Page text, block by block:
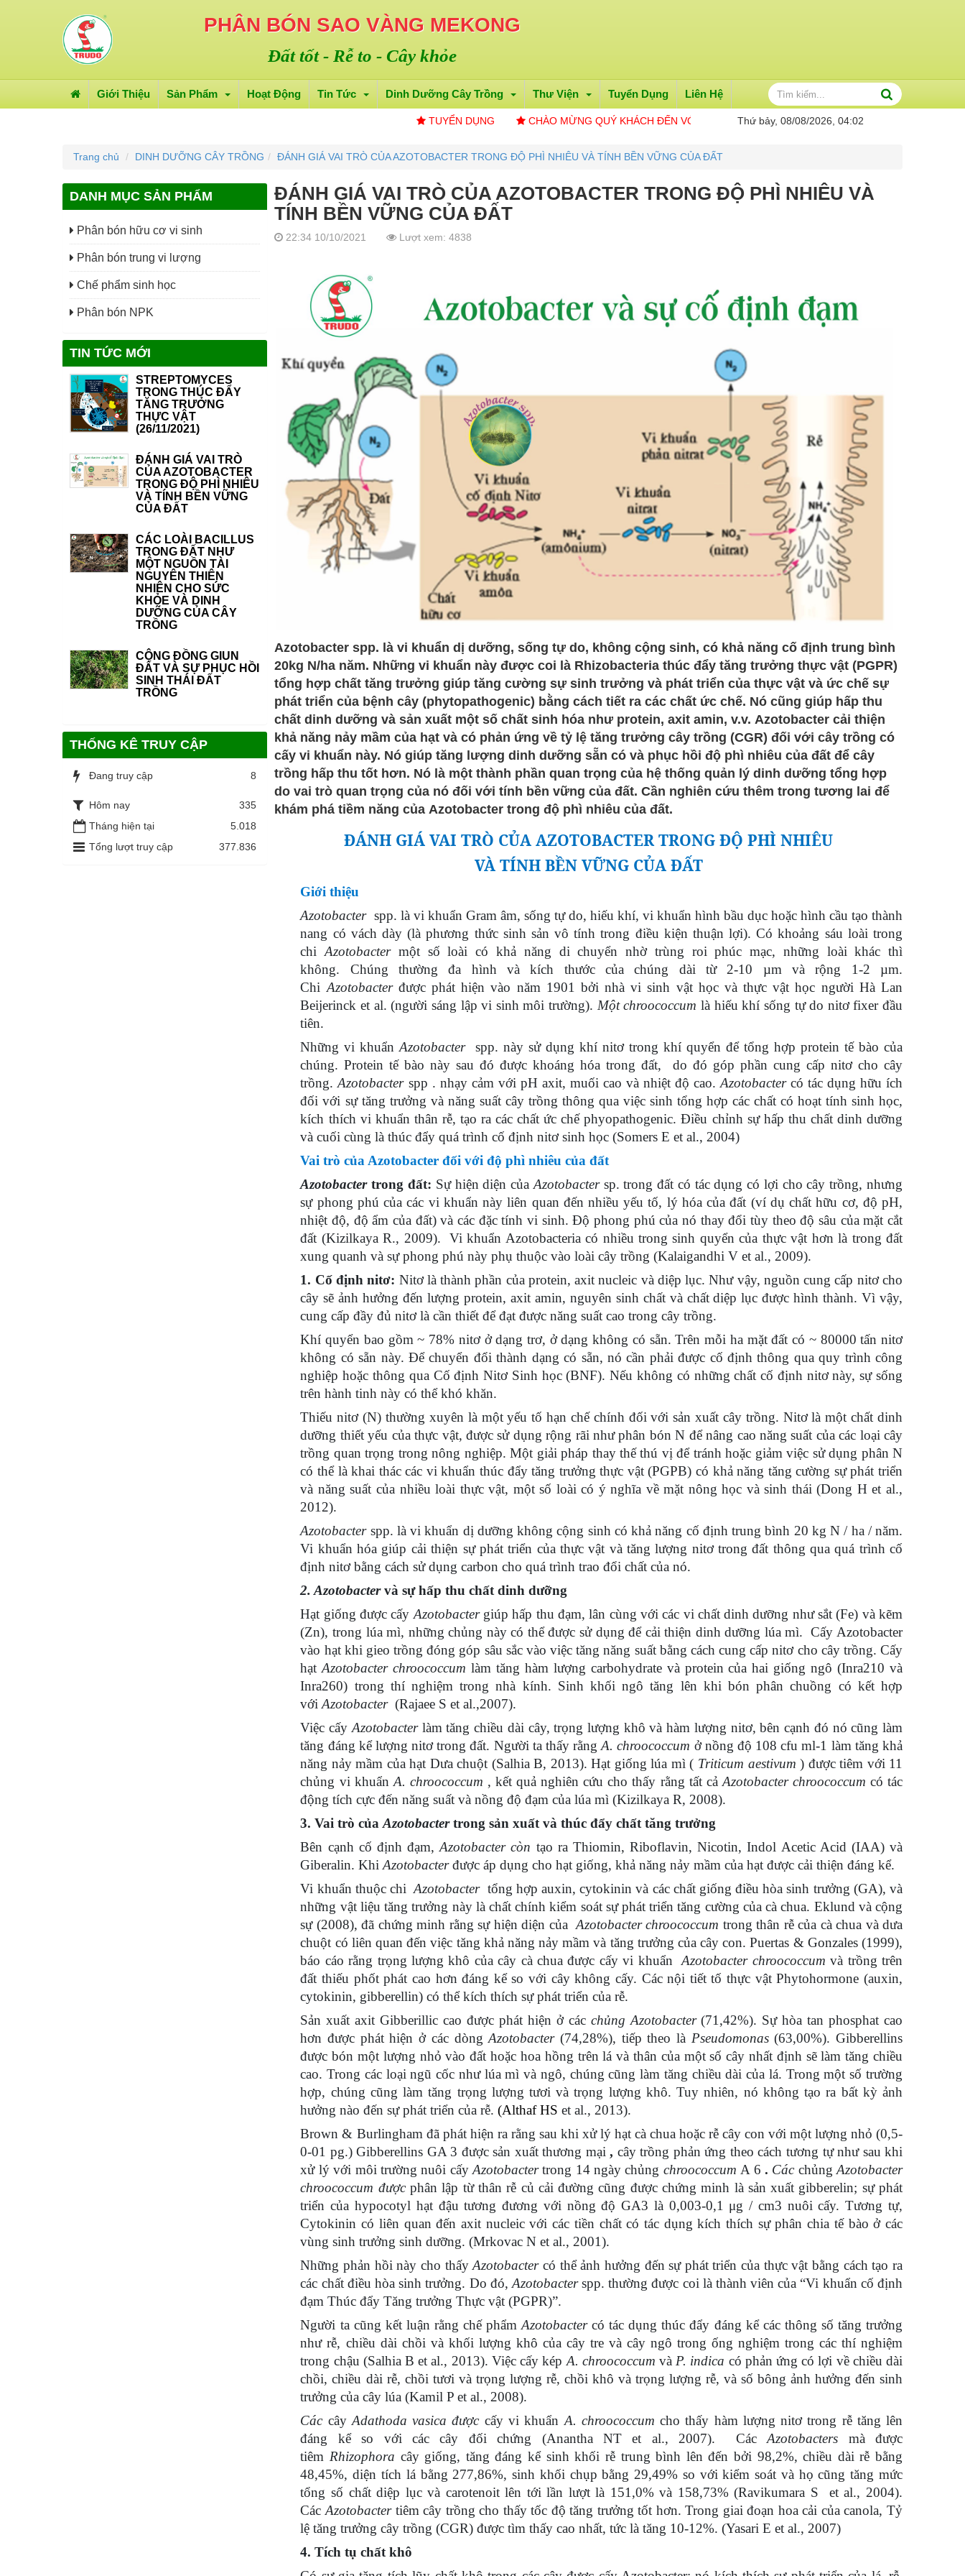
PHÂN BÓN SAO VÀNG MEKONG
Đất tốt - Rễ to - Cây khỏe
Giới Thiệu Sản Phẩm Hoạt Động Tin Tức Dinh Dưỡng Cây Trồng Thư Viện Tuyển Dụng Liên Hệ
TUYỂN DỤNG CHÀO MỪNG QUÝ KHÁCH ĐẾN VỚI SAO VÀNG ME KONG THÔNG TIN CẦN BIẾT
Thứ bảy, 08/08/2026, 04:02
Trang chủ DINH DƯỠNG CÂY TRỒNG ĐÁNH GIÁ VAI TRÒ CỦA AZOTOBACTER TRONG ĐỘ PHÌ NHIÊU VÀ TÍNH BỀN VỮNG CỦA ĐẤT
ĐÁNH GIÁ VAI TRÒ CỦA AZOTOBACTER TRONG ĐỘ PHÌ NHIÊU VÀ
TÍNH BỀN VỮNG CỦA ĐẤT
22:34 10/10/2021 Lượt xem: 4838
Azotobacter spp. là vi khuẩn dị dưỡng, sống tự do, không cộng sinh, có khả năng cố định trung bình
20kg N/ha năm. Những vi khuẩn này được coi là Rhizobacteria thúc đẩy tăng trưởng thực vật (PGPR)
tổng hợp chất tăng trưởng giúp tăng cường sự sinh trưởng và phát triển của thực vật và ức chế sự
phát triển của bệnh cây (phytopathogenic) bằng cách tiết ra các chất ức chế. Nó cũng giúp hấp thu
chất dinh dưỡng và sản xuất một số chất sinh hóa như protein, axit amin, v.v. Azotobacter cải thiện
khả năng nảy mầm của hạt và có phản ứng về tỷ lệ tăng trưởng cây trồng (CGR) đối với cây trồng có
cấy vi khuẩn này. Nó giúp tăng lượng dinh dưỡng sẵn có và phục hồi độ phì nhiêu của đất để cây
trồng hấp thu tốt hơn. Nó là một thành phần quan trọng của hệ thống quản lý dinh dưỡng tổng hợp
do vai trò quan trọng của nó đối với tính bền vững của đất. Cần nghiên cứu thêm trong tương lai để
khám phá tiềm năng của Azotobacter trong độ phì nhiêu của đất.
ĐÁNH GIÁ VAI TRÒ CỦA AZOTOBACTER TRONG ĐỘ PHÌ NHIÊU
VÀ TÍNH BỀN VỮNG CỦA ĐẤT
Giới thiệu
Azotobacterspp. là vi khuẩn Gram âm, sống tự do, hiếu khí, vi khuẩn hình bầu dục hoặc hình cầu tạo thành
nang có vách dày (là phương thức sinh sản vô tính trong điều kiện thuận lợi). Có khoảng sáu loài trong
chiAzotobacter một số loài có khả năng di chuyển nhờ trùng roi phúc mạc, những loài khác thì
không. Chúng thường đa hình và kích thước của chúng dài từ 2-10 µm và rộng 1-2 µm.
Chi Azotobacterđược phát hiện vào năm 1901 bởi nhà vi sinh vật học và thực vật học người Hà Lan
Beijerinck et al. (người sáng lập vi sinh môi trường). Một chroococcum là hiếu khí sống tự do nitơ fixer đầu
tiên.
Những vi khuẩnAzotobacterspp. này sử dụng khí nitơ trong khí quyển để tổng hợp protein tế bào của
chúng. Protein tế bào này sau đó được khoáng hóa trong đất,
do đó góp phần cung cấp nitơ cho cây
trồng.Azotobacter spp . nhạy cảm với pH axit, muối cao và nhiệt độ cao. Azotobactercó tác dụng hữu ích
đối với sự tăng trưởng và năng suất cây trồng thông qua việc sinh tổng hợp các chất có hoạt tính sinh học,
kích thích vi khuẩn thân rễ, tạo ra các chất ức chế phyopathogenic. Điều chỉnh sự hấp thu chất dinh dưỡng
và cuối cùng là thúc đẩy quá trình cố định nitơ sinh học (Somers E et al., 2004)
Vai trò của Azotobacter đối với độ phì nhiêu của đất
Azotobactertrong đất: Sự hiện diện của Azotobactersp. trong đất có tác dụng có lợi cho cây trồng, nhưng
sự phong phú của các vi khuẩn này liên quan đến nhiều yếu tố, lý hóa của đất (ví dụ chất hữu cơ, độ pH,
nhiệt độ, độ ẩm của đất) và các đặc tính vi sinh. Độ phong phú của nó thay đổi tùy theo độ sâu của mặt cắt
đất (Kizilkaya R., 2009).
Vi khuẩn Azotobacteria có nhiều trong sinh quyển của thực vật hơn là trong đất
xung quanh và sự phong phú này phụ thuộc vào loài cây trồng (Kalaigandhi V et al., 2009).
1. Cố định nitơ: Nitơ là thành phần của protein, axit nucleic và diệp lục. Như vậy, nguồn cung cấp nitơ cho
cây sẽ ảnh hưởng đến lượng protein, axit amin, nguyên sinh chất và chất diệp lục được hình thành. Vì vậy,
cung cấp đầy đủ nitơ là cần thiết để đạt được năng suất cao trong cây trồng.
Khí quyển bao gồm ~ 78% nitơ ở dạng trơ, ở dạng không có sẵn. Trên mỗi ha mặt đất có ~ 80000 tấn nitơ
không có sẵn này. Để chuyển đổi thành dạng có sẵn, nó cần phải được cố định thông qua quy trình công
nghiệp hoặc thông qua Cố định Nitơ Sinh học (BNF). Nếu không có những chất cố định nitơ này, sự sống
trên hành tinh này có thể khó khăn.
Thiếu nitơ (N) thường xuyên là một yếu tố hạn chế chính đối với sản xuất cây trồng. Nitơ là một chất dinh
dưỡng thiết yếu của thực vật, được sử dụng rộng rãi như phân bón N để nâng cao năng suất của các loại cây
trồng quan trọng trong nông nghiệp. Một giải pháp thay thế thú vị để tránh hoặc giảm việc sử dụng phân N
có thể là khai thác các vi khuẩn thúc đẩy tăng trưởng thực vật (PGPB) có khả năng tăng cường sự phát triển
và năng suất của nhiều loài thực vật, một số loài có ý nghĩa về mặt nông học và sinh thái (Dong H et al.,
2012).
Azotobacterspp. là vi khuẩn dị dưỡng không cộng sinh có khả năng cố định trung bình 20 kg N / ha / năm.
Vi khuẩn hóa giúp cải thiện sự phát triển của thực vật và tăng lượng nitơ trong đất thông qua quá trình cố
định nitơ bằng cách sử dụng carbon cho quá trình trao đổi chất của nó.
2. Azotobactervà sự hấp thu chất dinh dưỡng
Hạt giống được cấy Azotobactergiúp hấp thu đạm, lân cùng với các vi chất dinh dưỡng như sắt (Fe) và kẽm
(Zn), trong lúa mì, những chủng này có thể được sử dụng để cải thiện dinh dưỡng lúa mì. Cấy Azotobacter
vào hạt khi gieo trồng đóng góp sâu sắc vào việc tăng năng suất bằng cách cung cấp nitơ cho cây trồng. Cấy
hạtAzotobacter chroococcum làm tăng hàm lượng carbohydrate và protein của hai giống ngô (Inra210 và
Inra260) trong thí nghiệm trong nhà kính. Sinh khối ngô tăng lên khi bón phân chuồng có kết hợp
vớiAzotobacter(Rajaee S et al.,2007).
Việc cấy Azotobacterlàm tăng chiều dài cây, trọng lượng khô và hàm lượng nitơ, bên cạnh đó nó cũng làm
tăng đáng kể lượng nitơ trong đất. Người ta thấy rằngA. chroococcum ở nồng độ 108 cfu ml-1 làm tăng khả
năng nảy mầm của hạt Dưa chuột (Salhia B, 2013). Hạt giống lúa mì ( Triticum aestivum ) được tiêm với 11
chủng vi khuẩn A. chroococcum , kết quả nghiên cứu cho thấy rằng tất cả Azotobacter chroococcum có tác
động tích cực đến năng suất và nồng độ đạm của lúa mì (Kizilkaya R, 2008).
3. Vai trò củaAzotobactertrong sản xuất và thúc đẩy chất tăng trưởng
Bên cạnh cố định đạm,Azotobacter còn tạo ra Thiomin, Riboflavin, Nicotin, Indol Acetic Acid (IAA) và
Giberalin. KhiAzotobacterđược áp dụng cho hạt giống, khả năng nảy mầm của hạt được cải thiện đáng kể.
Vi khuẩn thuộc chiAzotobacter tổng hợp auxin, cytokinin và các chất giống điều hòa sinh trưởng (GA), và
những vật liệu tăng trưởng này là chất chính kiểm soát sự phát triển tăng cường của cà chua. Eklund và cộng
sự (2008), đã chứng minh rằng sự hiện diện của Azotobacter chroococcum trong thân rễ của cà chua và dưa
chuột có liên quan đến việc tăng khả năng nảy mầm và tăng trưởng của cây con. Puertas & Gonzales (1999),
báo cáo rằng trọng lượng khô của cây cà chua được cấy vi khuẩnAzotobacter chroococcumvà trồng trên
đất thiếu phốt phát cao hơn đáng kể so với cây không cấy. Các nội tiết tố thực vật Phytohormone (auxin,
cytokinin, gibberellin) có thể kích thích sự phát triển của rễ.
Sản xuất axit Gibberillic cao được phát hiện ở các chủng Azotobacter(71,42%). Sự hòa tan phosphat cao
hơn được phát hiện ở các dòngAzotobacter(74,28%), tiếp theo là Pseudomonas(63,00%). Gibberellins
được bón một lượng nhỏ vào đất hoặc hoa hồng trên lá và thân của một số cây nhất định sẽ làm tăng chiều
cao. Trong các loại ngũ cốc như lúa mì và ngô, chúng cũng làm tăng chiều dài của lá. Trong một số trường
hợp, chúng cũng làm tăng trọng lượng tươi và trọng lượng khô. Tuy nhiên, nó không tạo ra bất kỳ ảnh
hưởng nào đến sự phát triển của rễ.(Althaf HS et al., 2013).
Brown & Burlingham đã phát hiện ra rằng sau khi xử lý hạt cà chua hoặc rễ cây con với một lượng nhỏ (0,5-
0-01 pg.) Gibberellins GA 3 được sản xuất thương mại, cây trồng phản ứng theo cách tương tự như sau khi
xử lý với môi trường nuôi cấy Azotobactertrong 14 ngày chủng chroococcum A 6 . Các chủngAzotobacter
chroococcum đượcphân lập từ thân rễ củ cải đường cũng được chứng minh là sản xuất gibberelin; sự phát
triển của hypocotyl hạt đậu tương đương với nồng độ GA3 là 0,003-0,1 μg / cm3 nuôi cấy. Tương tự,
Cytokinin có liên quan đến axit nucleic với các tiền chất có tác dụng kích thích sự phân chia tế bào ở các
vùng sinh trưởng sinh dưỡng. (Mrkovac N et al., 2001).
Những phản hồi này cho thấyAzotobactercó thể ảnh hưởng đến sự phát triển của thực vật bằng cách tạo ra
các chất điều hòa sinh trưởng. Do đó, Azotobacterspp. thường được coi là thành viên của “Vi khuẩn cố định
đạm Thúc đẩy Tăng trưởng Thực vật (PGPR)”.
Người ta cũng kết luận rằng chế phẩmAzotobactercó tác dụng thúc đẩy đáng kể các thông số tăng trưởng
như rễ, chiều dài chồi và khối lượng khô của cây tre và cây ngô trong ống nghiệm trong các thí nghiệm
trong chậu (Salhia B et al., 2013). Việc cấy kép A. chroococcum và P. indica có phản ứng có lợi về chiều dài
chồi, chiều dài rễ, chồi tươi và trọng lượng rễ, chồi khô và trọng lượng rễ, và số bông ảnh hưởng đến sinh
trưởng của cây lúa (Kamil P et al., 2008).
Các cây Adathoda vasica được cấy vi khuẩn A. chroococcum cho thấy hàm lượng nitơ trong rễ tăng lên
đáng kể so với các cây đối chứng (Anantha NT et al., 2007). CácAzotobacters mà được
tiêm Rhizophora cây giống, tăng đáng kể sinh khối rễ trung bình lên đến bởi 98,2%, chiều dài rễ bằng
48,45%, diện tích lá bằng 277,86%, sinh khối chụp bằng 29,49% so với kiểm soát và họ cũng tăng mức
tổng số chất diệp lục và carotenoit lên tới lần lượt là 151,0% và 158,73% (Ravikumara S et al., 2004).
Các Azotobactertiêm cây trồng cho thấy tốc độ tăng trưởng tốt hơn. Trong giai đoạn hoa cải của canola, Tỷ
lệ tăng trưởng cây trồng (CGR) được tìm thấy cao nhất, tức là tăng 10-12%. (Yasari E et al., 2007)
4. Tích tụ chất khô
DANH MỤC SẢN PHẨM
Phân bón hữu cơ vi sinh
Phân bón trung vi lượng
Chế phẩm sinh học
Phân bón NPK
TIN TỨC MỚI
STREPTOMYCES
TRONG THÚC ĐẨY
TĂNG TRƯỞNG
THỰC VẬT
(26/11/2021)
ĐÁNH GIÁ VAI TRÒ
CỦA AZOTOBACTER
TRONG ĐỘ PHÌ NHIÊU
VÀ TÍNH BỀN VỮNG
CỦA ĐẤT
CÁC LOÀI BACILLUS
TRONG ĐẤT NHƯ
MỘT NGUỒN TÀI
NGUYÊN THIÊN
NHIÊN CHO SỨC
KHỎE VÀ DINH
DƯỠNG CỦA CÂY
TRỒNG
CỘNG ĐỒNG GIUN
ĐẤT VÀ SỰ PHỤC HỒI
SINH THÁI ĐẤT
TRỒNG
THỐNG KÊ TRUY CẬP
Đang truy cập 8
Hôm nay
335
Tháng hiện tại
5.018
Tổng lượt truy cập
377.836